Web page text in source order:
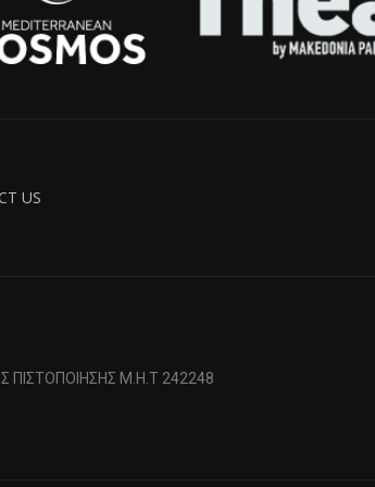
US
ΠΙΣΤΟΠΟΙΗΣΗΣ Μ.Η.Τ 242248